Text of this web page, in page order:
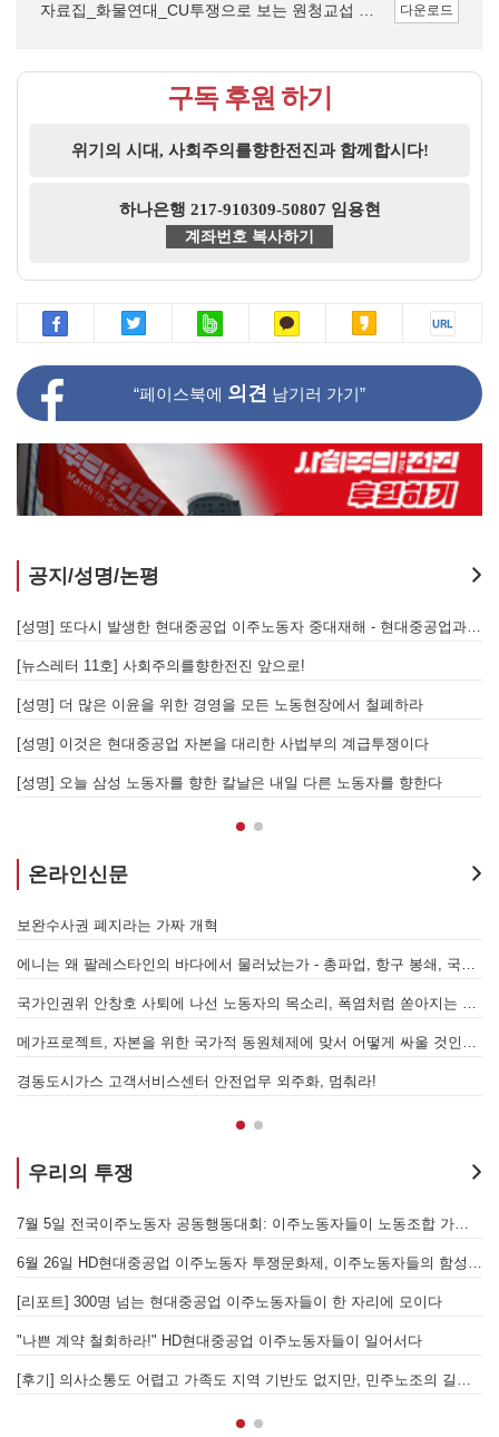
다운로드
구독 후원 하기
위기의 시대, 사회주의를향한전진과 함께합시다!
하나은행 217-910309-50807 임용현
계좌번호 복사하기
“페이스북에 의견 남기러 가기”
공지/성명/논평
[뉴스레터 11호] 사회주의를향한전진 앞으로!
[성명] 더 많은 이윤을 위한 경영을 모든 노동현장에서 철폐하라
[성명] 이것은 현대중공업 자본을 대리한 사법부의 계급투쟁이다
[성명] 오늘 삼성 노동자를 향한 칼날은 내일 다른 노동자를 향한다
온라인신문
보완수사권 폐지라는 가짜 개혁
경동도시가스 고객서비스센터 안전업무 외주화, 멈춰라!
우리의 투쟁
[리포트] 300명 넘는 현대중공업 이주노동자들이 한 자리에 모이다
"나쁜 계약 철회하라!" HD현대중공업 이주노동자들이 일어서다